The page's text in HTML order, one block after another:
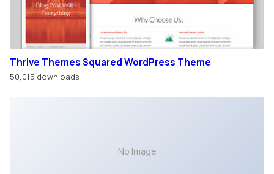
Thrive Themes Squared WordPress Theme
50,015 downloads
No Image